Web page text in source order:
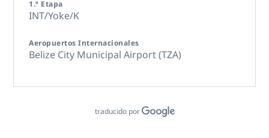
1.ª Etapa
INT/Yoke/K
Aeropuertos Internacionales
Belize City Municipal Airport (TZA)
traducido por